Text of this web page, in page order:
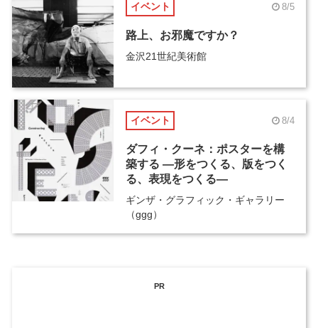
イベント 8/5
路上、お邪魔ですか？
金沢21世紀美術館
イベント 8/4
ダフィ・クーネ：ポスターを構
築する ―形をつくる、版をつく
る、表現をつくる―
ギンザ・グラフィック・ギャラリー
（ggg）
PR